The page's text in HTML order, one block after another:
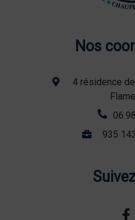
Nos
4 résidence
935